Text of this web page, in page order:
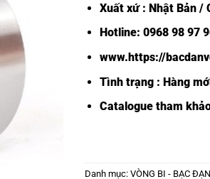
Xuất xứ : Nhật Bản /
Hotline: 0968 98 97
www.https://
Tình trạng : Hàng
Catalogue tham
Danh mục: VÒNG BI - BẠC